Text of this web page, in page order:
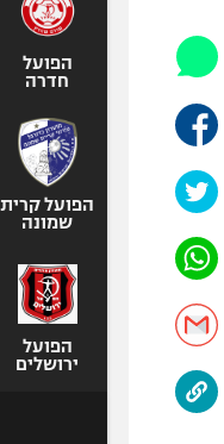
הפועל
חדרה
הפועל קרית
שמונה
הפועל
ירושלים